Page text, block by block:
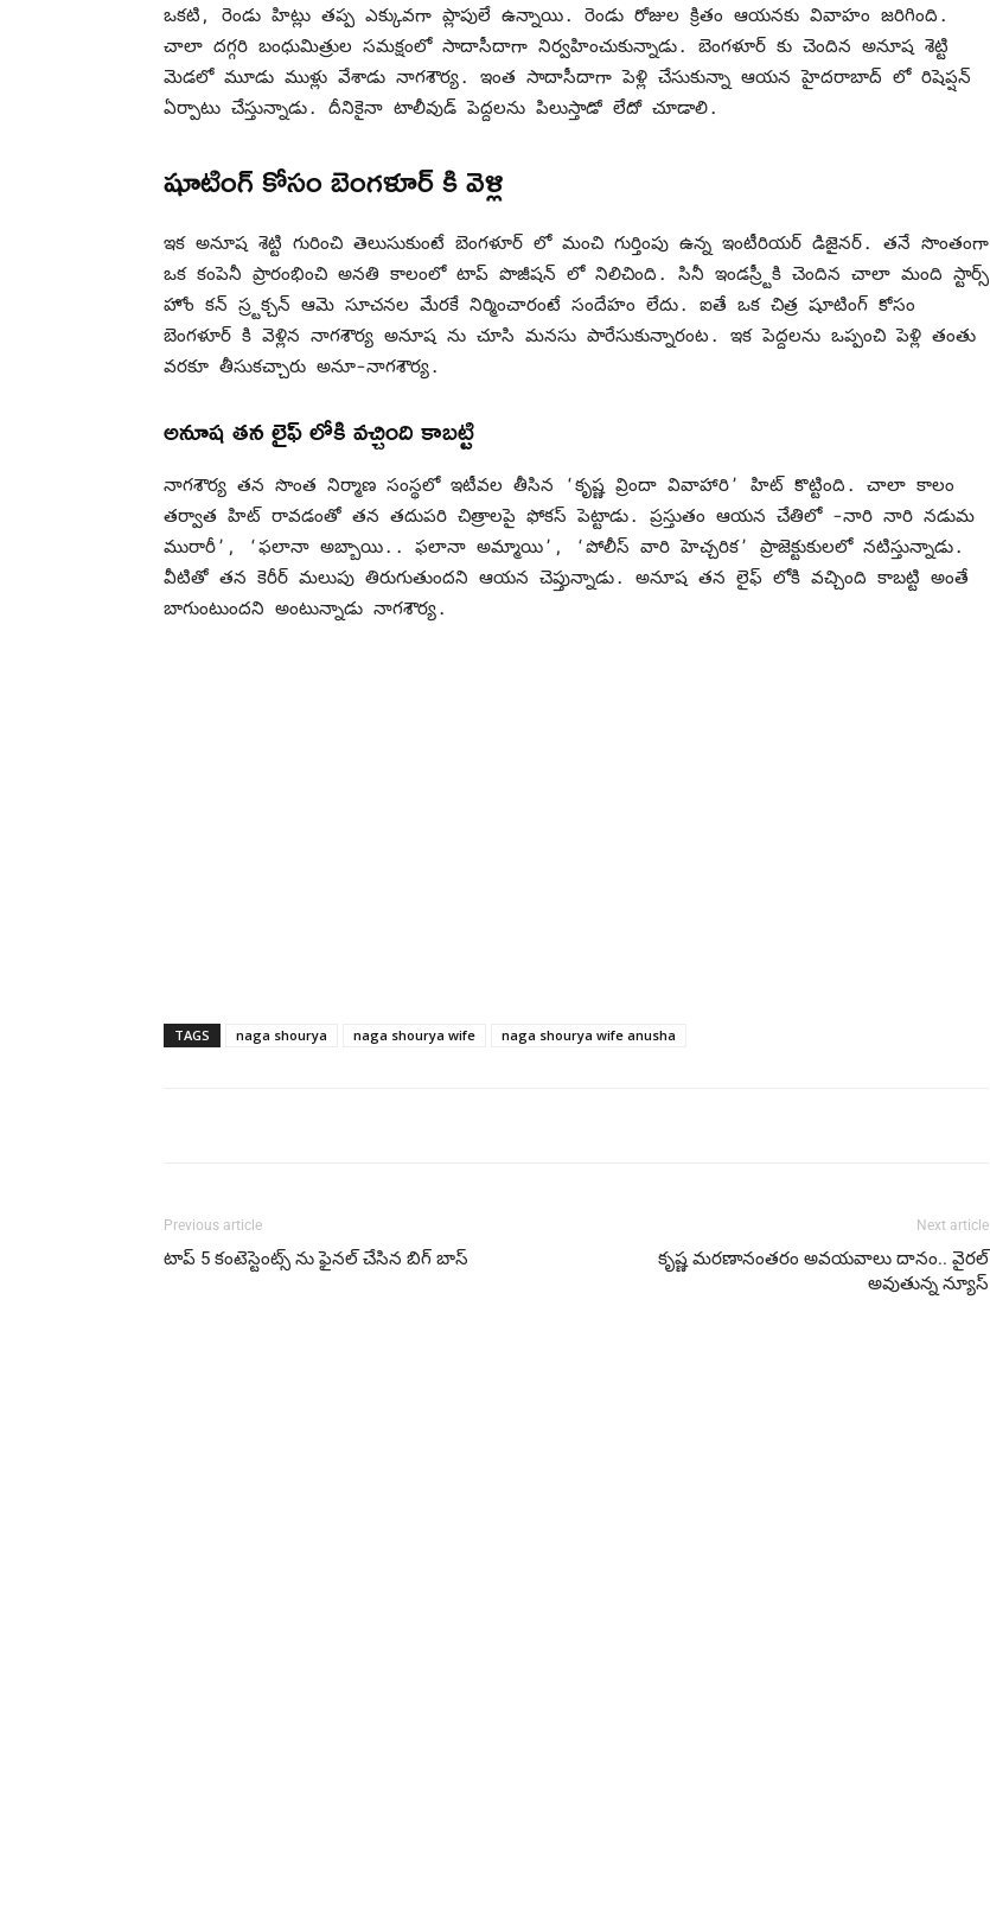
ఒకటి, రెండు హిట్లు తప్ప ఎక్కువగా ప్లాపులే ఉన్నాయి. రెండు రోజుల క్రితం ఆయనకు వివాహం జరిగింది.
చాలా దగ్గరి బంధుమిత్రుల సమక్షంలో సాదాసీదాగా నిర్వహించుకున్నాడు. బెంగళూర్ కు చెందిన అనూష శెట్టి
మెడలో మూడు ముళ్లు వేశాడు నాగశౌర్య. ఇంత సాదాసీదాగా పెళ్లి చేసుకున్నా ఆయన హైదరాబాద్ లో రిషెప్షన్
ఏర్పాటు చేస్తున్నాడు. దీనికైనా టాలీవుడ్ పెద్దలను పిలుస్తాడో లేదో చూడాలి.
షూటింగ్ కోసం బెంగళూర్ కి వెళ్లి
ఇక అనూష శెట్టి గురించి తెలుసుకుంటే బెంగళూర్ లో మంచి గుర్తింపు ఉన్న ఇంటీరియర్ డిజైనర్. తనే సొంతంగా
ఒక కంపెనీ ప్రారంభించి అనతి కాలంలో టాప్ పొజీషన్ లో నిలిచింది. సినీ ఇండస్ర్టీకి చెందిన చాలా మంది స్టార్స్
హోం కన్ స్ర్టక్చన్ ఆమె సూచనల మేరకే నిర్మించారంటే సందేహం లేదు. ఐతే ఒక చిత్ర షూటింగ్ కోసం
బెంగళూర్ కి వెళ్లిన నాగశౌర్య అనూష ను చూసి మనసు పారేసుకున్నారంట. ఇక పెద్దలను ఒప్పంచి పెళ్లి తంతు
వరకూ తీసుకచ్చారు అనూ-నాగశౌర్య.
అనూష తన లైఫ్ లోకి వచ్చింది కాబట్టి
నాగశౌర్య తన సొంత నిర్మాణ సంస్థలో ఇటీవల తీసిన ‘కృష్ణ వ్రిందా వివాహారి’ హిట్ కొట్టింది. చాలా కాలం
తర్వాత హిట్ రావడంతో తన తదుపరి చిత్రాలపై ఫోకస్ పెట్టాడు. ప్రస్తుతం ఆయన చేతిలో -నారి నారి నడుమ
మురారీ’, ‘ఫలానా అబ్బాయి.. ఫలానా అమ్మాయి’, ‘పోలీస్ వారి హెచ్చరిక’ ప్రాజెక్టుకులలో నటిస్తున్నాడు.
వీటితో తన కెరీర్ మలుపు తిరుగుతుందని ఆయన చెప్తున్నాడు. అనూష తన లైఫ్ లోకి వచ్చింది కాబట్టి అంతే
బాగుంటుందని అంటున్నాడు నాగశౌర్య.
TAGS naga shourya naga shourya wife naga shourya wife anusha
Previous article
టాప్ 5 కంటెస్టెంట్స్ ను ఫైనల్ చేసిన బిగ్ బాస్
Next article
కృష్ణ మరణానంతరం అవయవాలు దానం.. వైరల్
అవుతున్న న్యూస్